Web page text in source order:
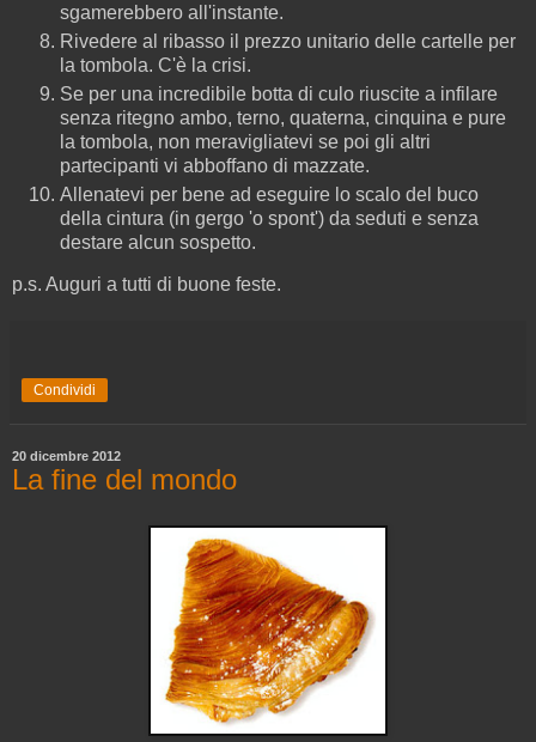
sgamerebbero all'instante.
Rivedere al ribasso il prezzo unitario delle cartelle per
la tombola. C'è la crisi.
Se per una incredibile botta di culo riuscite a infilare
senza ritegno ambo, terno, quaterna, cinquina e pure
la tombola, non meravigliatevi se poi gli altri
partecipanti vi abboffano di mazzate.
Allenatevi per bene ad eseguire lo scalo del buco
della cintura (in gergo 'o spont') da seduti e senza
destare alcun sospetto.
p.s. Auguri a tutti di buone feste.
Condividi
20 dicembre 2012
La fine del mondo